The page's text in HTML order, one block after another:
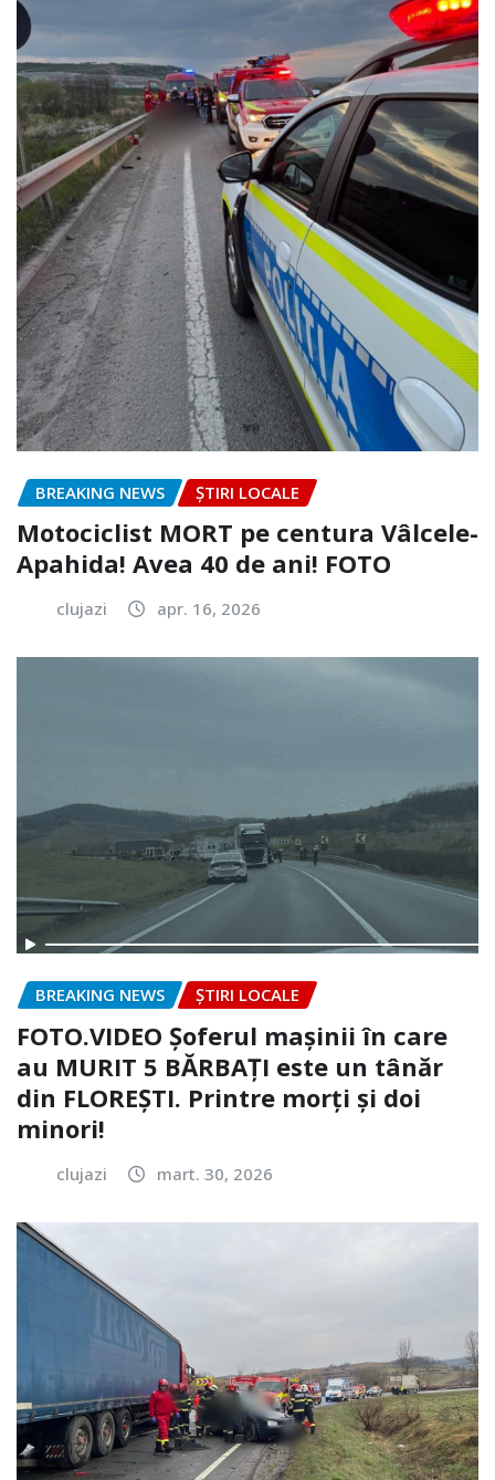
BREAKING NEWS ȘTIRI LOCALE
Motociclist MORT pe centura Vâlcele-
Apahida! Avea 40 de ani! FOTO
clujazi apr. 16, 2026
BREAKING NEWS ȘTIRI LOCALE
FOTO.VIDEO Șoferul mașinii în care
au MURIT 5 BĂRBAȚI este un tânăr
din FLOREȘTI. Printre morți și doi
minori!
clujazi mart. 30, 2026